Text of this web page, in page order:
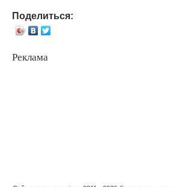
Поделиться:
Реклама